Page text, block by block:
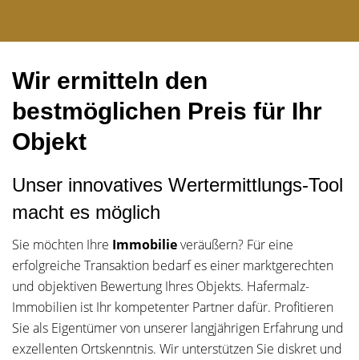
Wir ermitteln den
bestmöglichen Preis für Ihr
Objekt
Unser innovatives Wertermittlungs-Tool
macht es möglich
Sie möchten Ihre Immobilieveräußern? Für eine
erfolgreiche Transaktion bedarf es einer marktgerechten
und objektiven Bewertung Ihres Objekts. Hafermalz-
Immobilien ist Ihr kompetenter Partner dafür. Profitieren
Sie als Eigentümer von unserer langjährigen Erfahrung und
exzellenten Ortskenntnis. Wir unterstützen Sie diskret und